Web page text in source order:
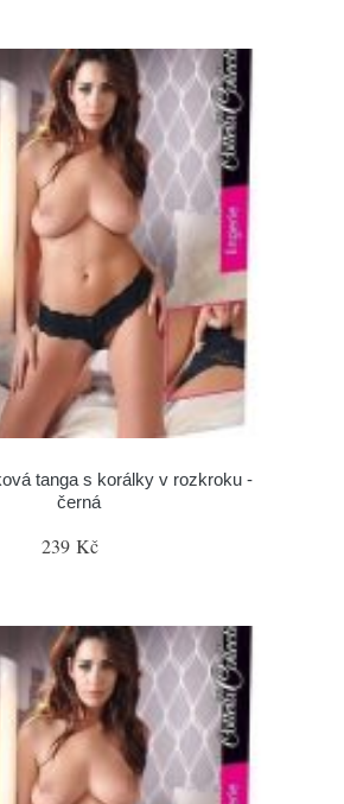
tanga s korálky v rozkroku -
černá
239 Kč